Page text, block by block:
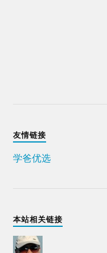
友情链接
学爸优选
本站相关链接